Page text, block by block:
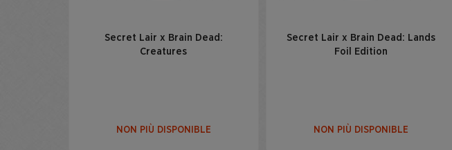
Secret Lair x Brain Dead:
Creatures
NON PIÙ DISPONIBLE
Secret Lair x Brain Dead: Lands
Foil Edition
NON PIÙ DISPONIBLE